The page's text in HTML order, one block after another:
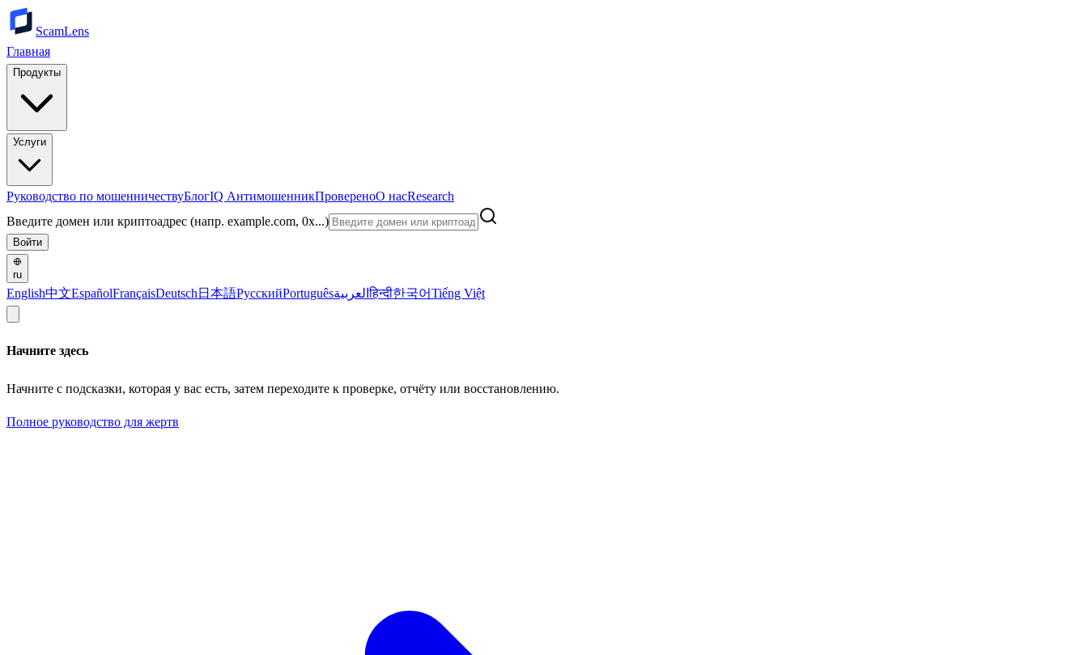
ScamLens
Главная
Продукты
Услуги
Руководство по мошенничествуБлогIQ АнтимошенникПровереноО насResearch
Введите домен или криптоадрес (напр. example.com, 0x...)
Войти
ru
English中文EspañolFrançaisDeutsch 日本語РусскийPortuguêsالعربيةहिन्दी한국어Tiếng Việt
Начните здесь
Начните с подсказки, которая у вас есть, затем переходите к проверке, отчёту или восстановлению.
Полное руководство для жертв